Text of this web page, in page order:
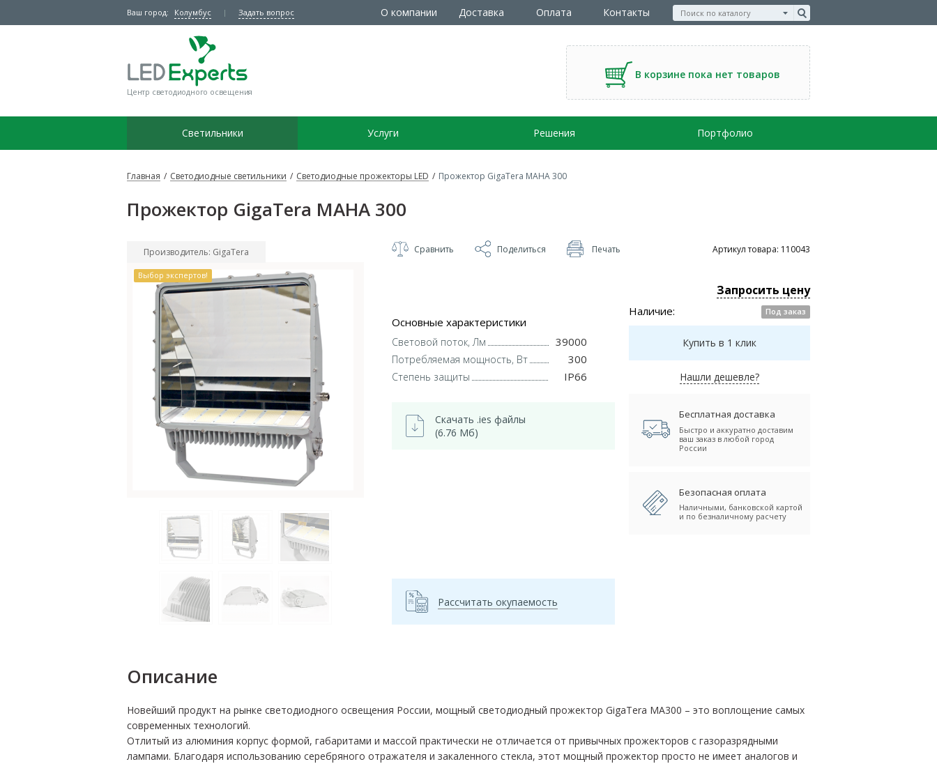
Ваш город: Колумбус Задать вопрос О компании Доставка Оплата Контакты
Центр светодиодного освещения
В корзине пока нет товаров
Светильники Услуги Решения Портфолио
Главная / Светодиодные светильники / Светодиодные прожекторы LED / Прожектор GigaTera MAHA 300
Прожектор GigaTera MAHA 300
Производитель: GigaTera
Выбор экспертов!
Сравнить Поделиться Печать Артикул товара: 110043
Основные характеристики
Световой поток, Лм 39000
Потребляемая мощность, Вт 300
Степень защиты IP66
Скачать .ies файлы
(6.76 Мб)
Рассчитать окупаемость
Запросить цену
Наличие: Под заказ
Купить в 1 клик
Нашли дешевле?
Бесплатная доставка
Быстро и аккуратно доставим
ваш заказ в любой город
России
Безопасная оплата
Наличными, банковской картой
и по безналичному расчету
Описание
Новейший продукт на рынке светодиодного освещения России, мощный светодиодный прожектор GigaTera MA300 – это воплощение самых
современных технологий.
Отлитый из алюминия корпус формой, габаритами и массой практически не отличается от привычных прожекторов с газоразрядными
лампами. Благодаря использованию серебряного отражателя и закаленного стекла, этот мощный прожектор просто не имеет аналогов и